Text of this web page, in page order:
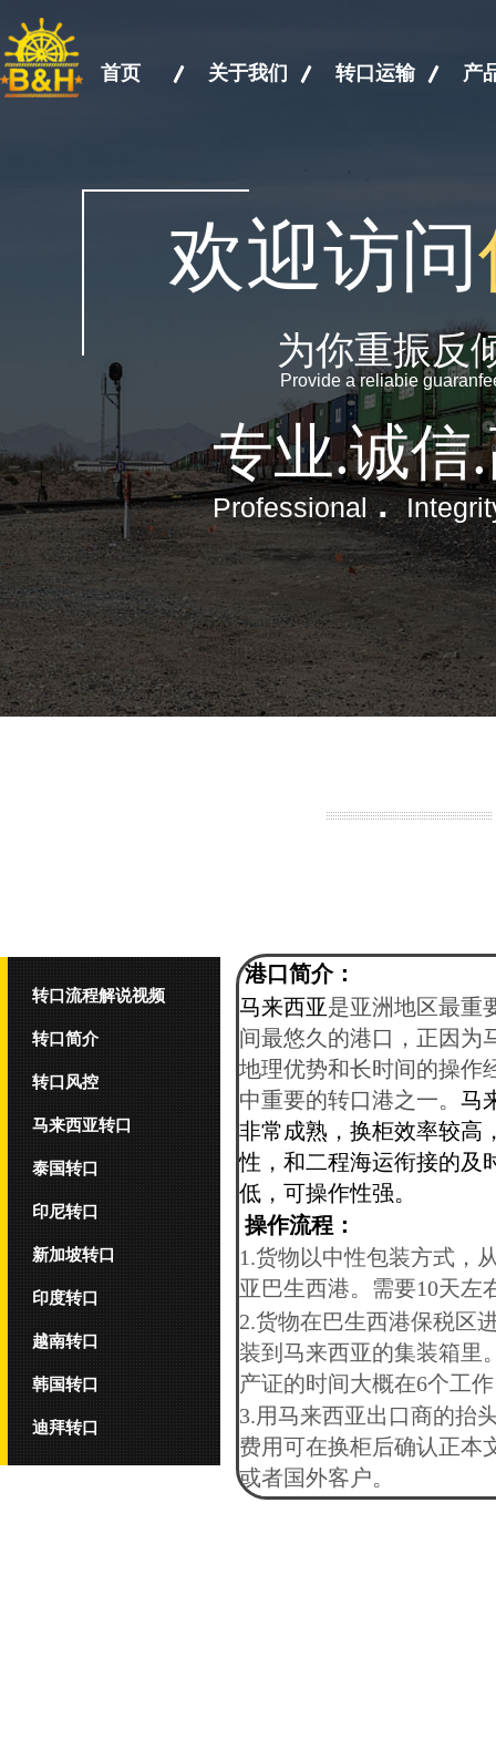
首页 关于我们 转口运输 产
欢迎访问
为你重振反
Provide a reliabie
专业.诚信
Professional.
港口简介：
马来西亚是亚洲地区最重
间最悠久的港口， 正因为
地理优势和长时间的操作
中重要的转口港之一。 马
非常成熟，换柜效率较高
性，和二程海运衔接的及
低，可操作性强。
操作流程：
1.货物以中性包装方式，
亚巴生西港。需要10天左
2.货物在巴生西港保税区
装到马来西亚的集装箱里
产证的时间大概在6个工
3.用马来西亚出口商的抬
费用可在换柜后确认正本
或者国外客户。
转口流程解说视频
转口简介
转口风控
马来西亚转口
泰国转口
印尼转口
新加坡转口
印度转口
越南转口
韩国转口
迪拜转口